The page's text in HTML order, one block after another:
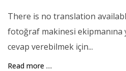
There is no translation
fotoğraf makinesi
cevap verebilmek için...
Read more …